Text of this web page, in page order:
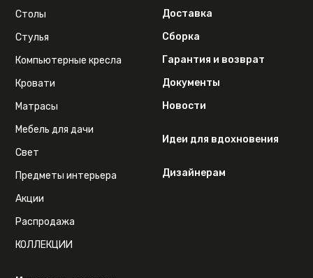
Столы
Стулья
Компьютерные кресла
Кровати
Матрасы
Мебель для дачи
Свет
Предметы интерьера
Акции
Распродажа
КОЛЛЕКЦИИ
Доставка
Сборка
Гарантия и возврат
Документы
Новости
Идеи для вдохновения
Дизайнерам